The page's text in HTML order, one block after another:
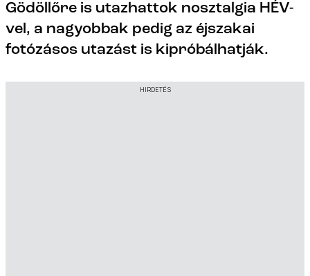
Gödöllőre is utazhattok nosztalgia HÉV-
vel, a nagyobbak pedig az éjszakai
fotózásos utazást is kipróbálhatják.
HIRDETÉS